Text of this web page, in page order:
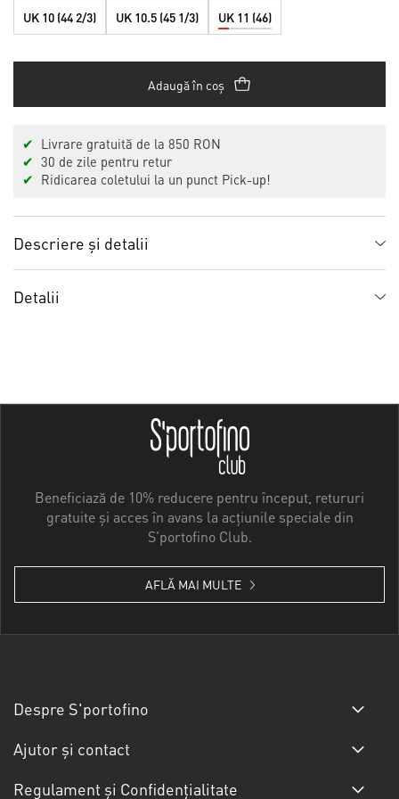
UK 10 (44 2/3) UK 10.5 (45 1/3) UK 11 (46)
Adaugă în coș
✔
Livrare gratuită de la 850 RON
✔ 30 de zile pentru retur
✔
Ridicarea coletului la un punct Pick-up!
Descriere și detalii
Detalii
Beneficiază de 10% reducere pentru început, retururi
gratuite și acces în avans la acțiunile speciale din
S'portofino Club.
AFLĂ MAI MULTE
Despre S'portofino
Ajutor și contact
Regulament și Confidențialitate